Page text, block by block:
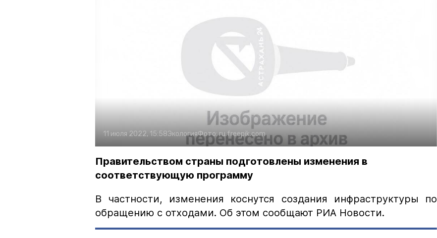
11 июля 2022, 15:58ЭкологияФото:ru.freepik.com
Правительством страны подготовлены изменения в
соответствующую программу
В частности, изменения коснутся создания инфраструктуры по
обращению с отходами. Об этом сообщают РИА Новости.